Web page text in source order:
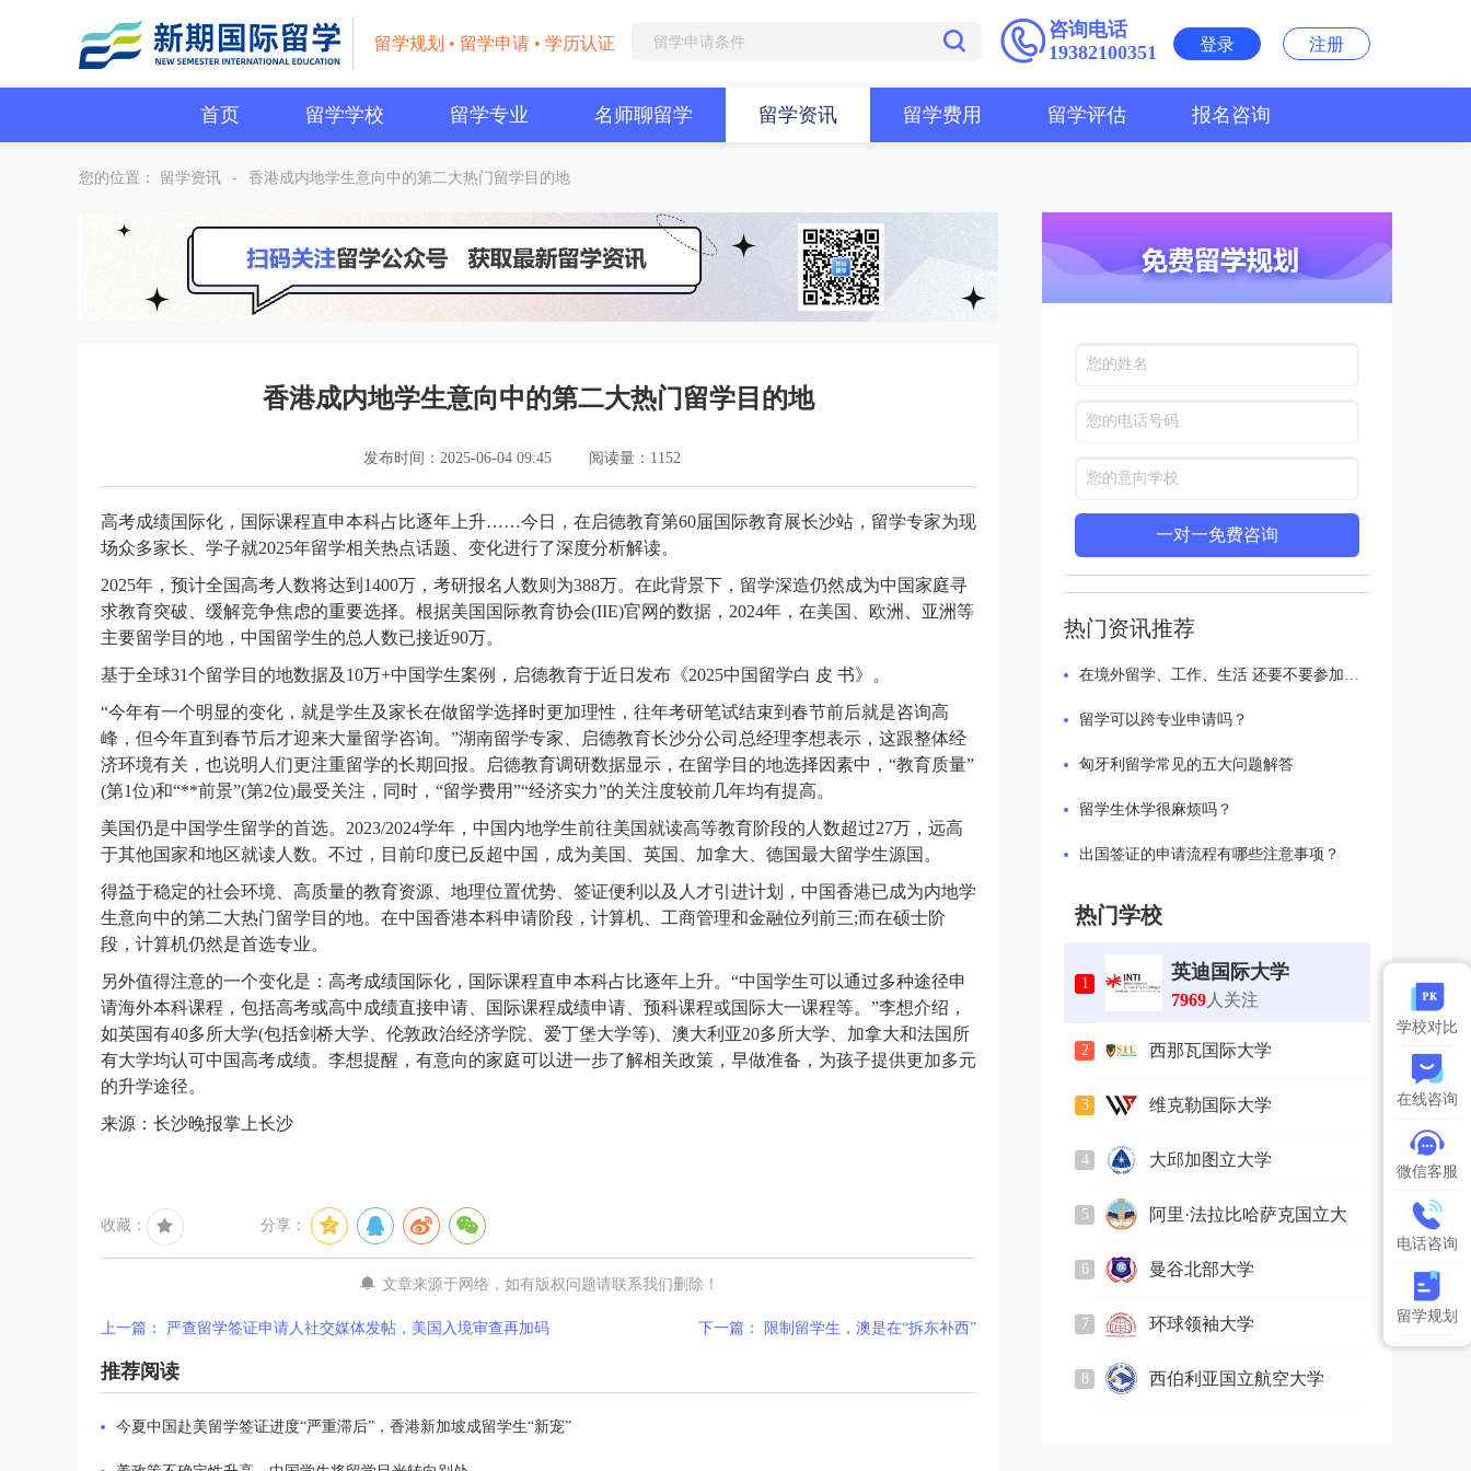
留学规划 • 留学申请 • 学历认证
咨询电话
19382100351
登录 注册
首页 留学学校 留学专业 名师聊留学 留学资讯 留学费用 留学评估 报名咨询
您的位置： 留学资讯 - 香港成内地学生意向中的第二大热门留学目的地
香港成内地学生意向中的第二大热门留学目的地
发布时间：2025-06-04 09:45 阅读量：1152
高考成绩国际化，国际课程直申本科占比逐年上升……今日，在启德教育第60届国际教育展长沙站，留学专家为现
场众多家长、学子就2025年留学相关热点话题、变化进行了深度分析解读。
2025年，预计全国高考人数将达到1400万，考研报名人数则为388万。在此背景下，留学深造仍然成为中国家庭寻
求教育突破、缓解竞争焦虑的重要选择。根据美国国际教育协会(IIE)官网的数据，2024年，在美国、欧洲、亚洲等
主要留学目的地，中国留学生的总人数已接近90万。
基于全球31个留学目的地数据及10万+中国学生案例，启德教育于近日发布《2025中国留学白 皮 书》。
“今年有一个明显的变化，就是学生及家长在做留学选择时更加理性，往年考研笔试结束到春节前后就是咨询高
峰，但今年直到春节后才迎来大量留学咨询。”湖南留学专家、启德教育长沙分公司总经理李想表示，这跟整体经
济环境有关，也说明人们更注重留学的长期回报。启德教育调研数据显示，在留学目的地选择因素中，“教育质量”
(第1位)和“**前景”(第2位)最受关注，同时，“留学费用”“经济实力”的关注度较前几年均有提高。
美国仍是中国学生留学的首选。2023/2024学年，中国内地学生前往美国就读高等教育阶段的人数超过27万，远高
于其他国家和地区就读人数。不过，目前印度已反超中国，成为美国、英国、加拿大、德国最大留学生源国。
得益于稳定的社会环境、高质量的教育资源、地理位置优势、签证便利以及人才引进计划，中国香港已成为内地学
生意向中的第二大热门留学目的地。在中国香港本科申请阶段，计算机、工商管理和金融位列前三;而在硕士阶
段，计算机仍然是首选专业。
另外值得注意的一个变化是：高考成绩国际化，国际课程直申本科占比逐年上升。“中国学生可以通过多种途径申
请海外本科课程，包括高考或高中成绩直接申请、国际课程成绩申请、预科课程或国际大一课程等。”李想介绍，
如英国有40多所大学(包括剑桥大学、伦敦政治经济学院、爱丁堡大学等)、澳大利亚20多所大学、加拿大和法国所
有大学均认可中国高考成绩。李想提醒，有意向的家庭可以进一步了解相关政策，早做准备，为孩子提供更加多元
的升学途径。
来源：长沙晚报掌上长沙
收藏： 分享：
文章来源于网络，如有版权问题请联系我们删除！
上一篇： 严查留学签证申请人社交媒体发帖，美国入境审查再加码 下一篇： 限制留学生，澳是在“拆东补西”
推荐阅读
今夏中国赴美留学签证进度“严重滞后”，香港新加坡成留学生“新宠”
一对一免费咨询
热门资讯推荐
在境外留学、工作、生活 还要不要参加国内的医保？
留学可以跨专业申请吗？
匈牙利留学常见的五大问题解答
留学生休学很麻烦吗？
出国签证的申请流程有哪些注意事项？
热门学校
1 英迪国际大学
7969 人关注
2
西那瓦国际大学
3
维克勒国际大学
4
大邱加图立大学
5
阿里·法拉比哈萨克国立大
6
曼谷北部大学
7
环球领袖大学
8
西伯利亚国立航空大学
学校对比
在线咨询
微信客服
电话咨询
留学规划